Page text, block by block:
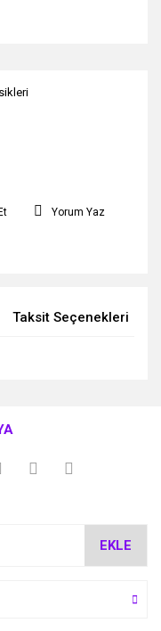
Yorum Yaz
Taksit Seçenekleri
EKLE